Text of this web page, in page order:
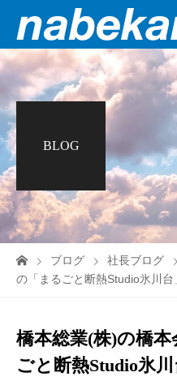
BLOG
ブログ 社長ブログ
の「まるごと断熱Studio氷川
橋本総業(株)の橋
ごと断熱Studio氷